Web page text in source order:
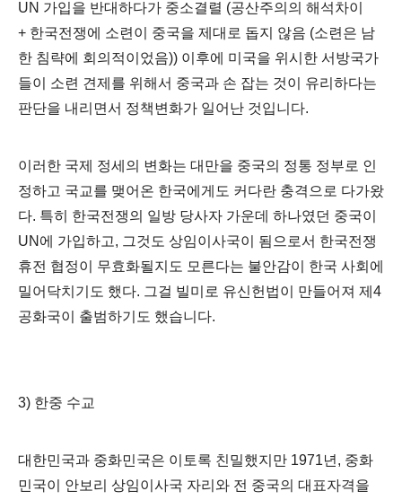
UN 가입을 반대하다가 중소결렬 (공산주의의 해석차이
+ 한국전쟁에 소련이 중국을 제대로 돕지 않음 (소련은 남
한 침략에 회의적이었음)) 이후에 미국을 위시한 서방국가
들이 소련 견제를 위해서 중국과 손 잡는 것이 유리하다는
판단을 내리면서 정책변화가 일어난 것입니다.
이러한 국제 정세의 변화는 대만을 중국의 정통 정부로 인
정하고 국교를 맺어온 한국에게도 커다란 충격으로 다가왔
다. 특히 한국전쟁의 일방 당사자 가운데 하나였던 중국이
UN 에 가입하고, 그것도 상임이사국이 됨으로서 한국전쟁
휴전 협정이 무효화될지도 모른다는 불안감이 한국 사회에
밀어닥치기도 했다. 그걸 빌미로 유신헌법이 만들어져 제 4
공화국이 출범하기도 했습니다.
3) 한중 수교
대한민국과 중화민국은 이토록 친밀했지만 1971년 , 중화
민국이 안보리 상임이사국 자리와 전 중국의 대표자격을